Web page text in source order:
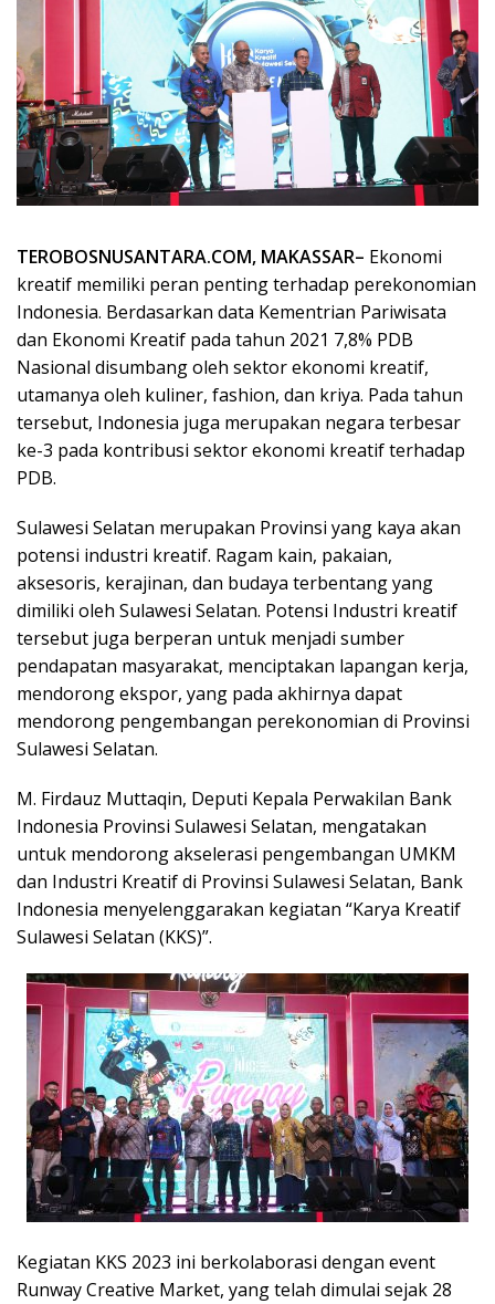
TEROBOSNUSANTARA.COM, MAKASSAR– Ekonomi
kreatif memiliki peran penting terhadap perekonomian
Indonesia. Berdasarkan data Kementrian Pariwisata
dan Ekonomi Kreatif pada tahun 2021 7,8% PDB
Nasional disumbang oleh sektor ekonomi kreatif,
utamanya oleh kuliner, fashion, dan kriya. Pada tahun
tersebut, Indonesia juga merupakan negara terbesar
ke-3 pada kontribusi sektor ekonomi kreatif terhadap
PDB.
Sulawesi Selatan merupakan Provinsi yang kaya akan
potensi industri kreatif. Ragam kain, pakaian,
aksesoris, kerajinan, dan budaya terbentang yang
dimiliki oleh Sulawesi Selatan. Potensi Industri kreatif
tersebut juga berperan untuk menjadi sumber
pendapatan masyarakat, menciptakan lapangan kerja,
mendorong ekspor, yang pada akhirnya dapat
mendorong pengembangan perekonomian di Provinsi
Sulawesi Selatan.
M. Firdauz Muttaqin, Deputi Kepala Perwakilan Bank
Indonesia Provinsi Sulawesi Selatan, mengatakan
untuk mendorong akselerasi pengembangan UMKM
dan Industri Kreatif di Provinsi Sulawesi Selatan, Bank
Indonesia menyelenggarakan kegiatan “Karya Kreatif
Sulawesi Selatan (KKS)”.
Kegiatan KKS 2023 ini berkolaborasi dengan event
Runway Creative Market, yang telah dimulai sejak 28